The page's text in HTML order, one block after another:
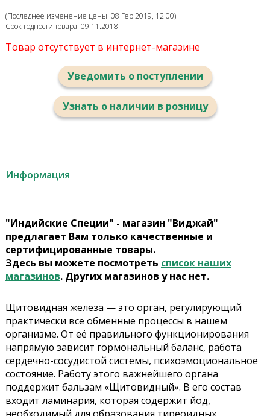
(Последнее изменение цены: 08 Feb 2019, 12:00)
Срок годности товара: 09.11.2018
Товар отсутствует в интернет-магазине
Уведомить о поступлении
Узнать о наличии в розницу
Информация
"Индийские Специи" - магазин "Виджай"
предлагает Вам только качественные и
сертифицированные товары.
Здесь вы можете посмотреть список наших
магазинов. Других магазинов у нас нет.
Щитовидная железа — это орган, регулирующий
практически все обменные процессы в нашем
организме. От её правильного функционирования
напрямую зависит гормональный баланс, работа
сердечно-сосудистой системы, психоэмоциональное
состояние. Работу этого важнейшего органа
поддержит бальзам «Щитовидный». В его состав
входит ламинария, которая содержит йод,